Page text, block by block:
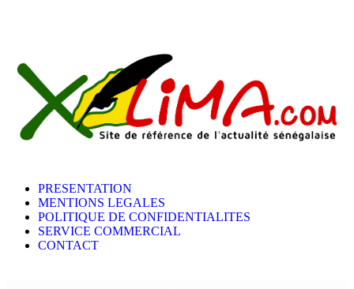
PRESENTATION
MENTIONS LEGALES
POLITIQUE DE CONFIDENTIALITES
SERVICE COMMERCIAL
CONTACT